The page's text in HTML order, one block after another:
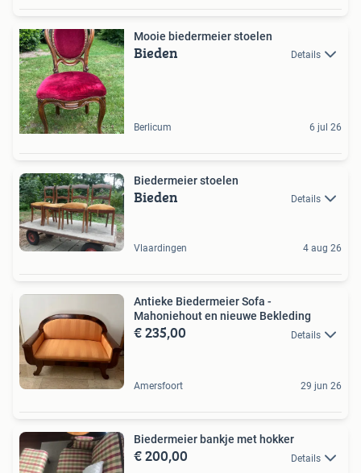
Mooie biedermeier stoelen
Bieden Details
Berlicum 6 jul 26
Biedermeier stoelen
Bieden Details
Vlaardingen 4 aug 26
Antieke Biedermeier Sofa -
Mahoniehout en nieuwe Bekleding
€ 235,00 Details
Amersfoort 29 jun 26
Biedermeier bankje met hokker
€ 200,00 Details